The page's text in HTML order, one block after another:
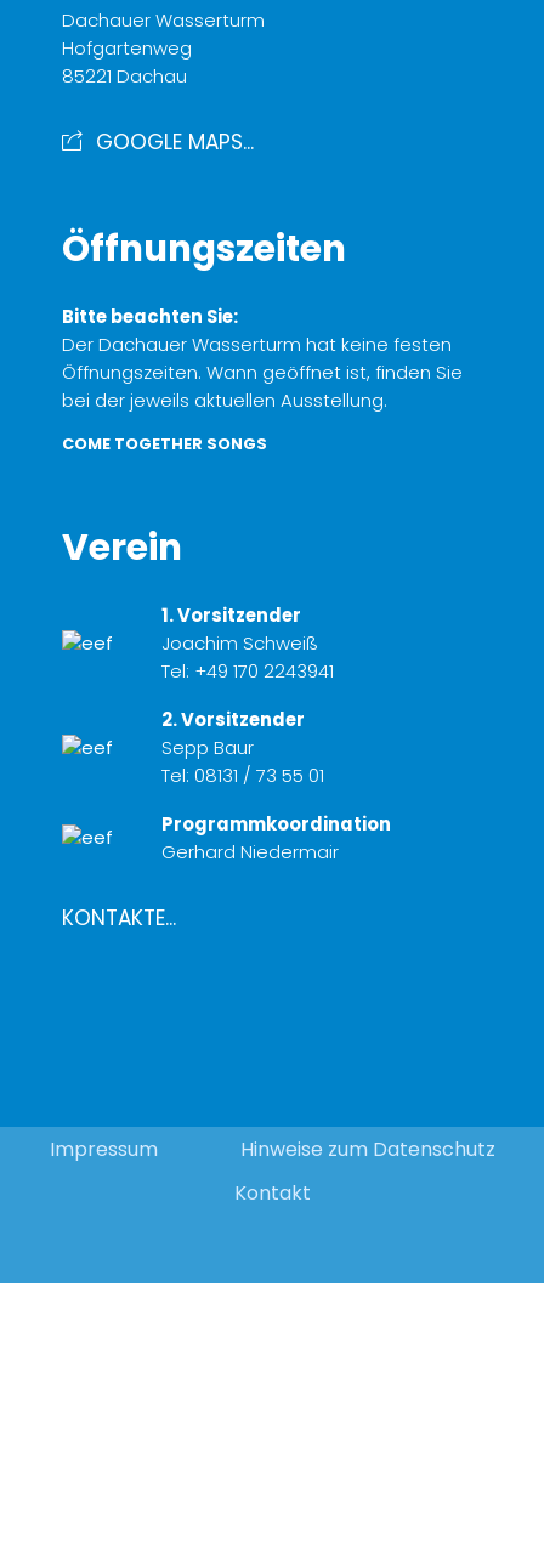
Dachauer Wasserturm
Hofgartenweg
85221 Dachau
GOOGLE MAPS...
Öffnungszeiten
Bitte beachten Sie:
Der Dachauer Wasserturm hat keine festen
Öffnungszeiten. Wann geöffnet ist, finden Sie
bei der jeweils aktuellen Ausstellung.
COME TOGETHER SONGS
Verein
1. Vorsitzender
Joachim Schweiß
Tel: +49 170 2243941
2. Vorsitzender
Sepp Baur
Tel: 08131 / 73 55 01
Programmkoordination
Gerhard Niedermair
KONTAKTE...
Impressum
Hinweise zum Datenschutz
Kontakt